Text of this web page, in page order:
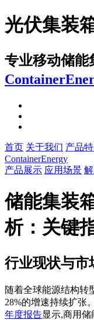
光伏集装
专业移动储能
首页 关于我们 产品
ContainerEnergy
产品展示 应用场景
储能集装
析：关键
行业现状与市
随着全球能源结构转
28%的增速持续扩张
年度报告显示,商用